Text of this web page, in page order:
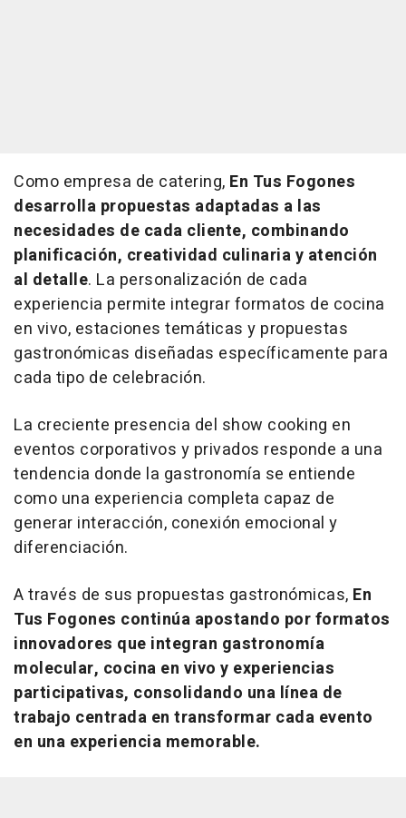
Como empresa de catering, En Tus Fogones
desarrolla propuestas adaptadas a las
necesidades de cada cliente, combinando
planificación, creatividad culinaria y atención
al detalle. La personalización de cada
experiencia permite integrar formatos de cocina
en vivo, estaciones temáticas y propuestas
gastronómicas diseñadas específicamente para
cada tipo de celebración.
La creciente presencia del show cooking en
eventos corporativos y privados responde a una
tendencia donde la gastronomía se entiende
como una experiencia completa capaz de
generar interacción, conexión emocional y
diferenciación.
A través de sus propuestas gastronómicas, En
Tus Fogones continúa apostando por formatos
innovadores que integran gastronomía
molecular, cocina en vivo y experiencias
participativas, consolidando una línea de
trabajo centrada en transformar cada evento
en una experiencia memorable.